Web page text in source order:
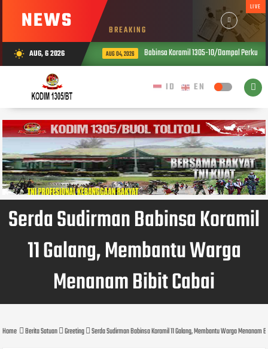
NEWS BREAKING
LIVE
wb_sunny AUG, 6 2026 AUG 04, 2026 Babinsa Koramil 1305-10/Dampal Perkuat
Serda Sudirman Babinsa Koramil
11 Galang, Membantu Warga
Menanam Bibit Cabai
Home Berita Satuan Greeting Serda Sudirman Babinsa Koramil 11 Galang, Membantu Warga Menanam